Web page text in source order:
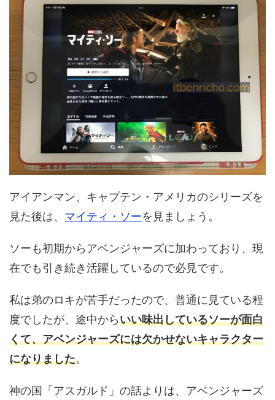
アイアンマン、キャプテン・アメリカのシリーズを
見た後は、 マイティ・ソーを見ましょう。
ソーも初期からアベンジャーズに加わっており、現
在でも引き続き活躍しているので必見です。
私は弟のロキが苦手だったので、普通に見ている程
度でしたが、途中からいい味出しているソーが面白
くて、アベンジャーズには欠かせないキャラクター
になりました。
神の国「アスガルド」の話よりは、アベンジャーズ